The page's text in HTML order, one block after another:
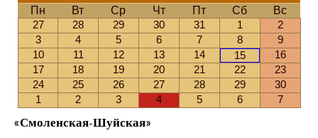
Пн
Вт Ср Чт Пт Сб
Вс
27
28 29 30 31 1
2
3
4 5 6 7 8
9
10
11 12 13 14 15
16
17
18 19 20 21 22
23
24
25 26 27 28 29
30
1
2 3 4 5 6 7
«Смоленская-Шуйская»